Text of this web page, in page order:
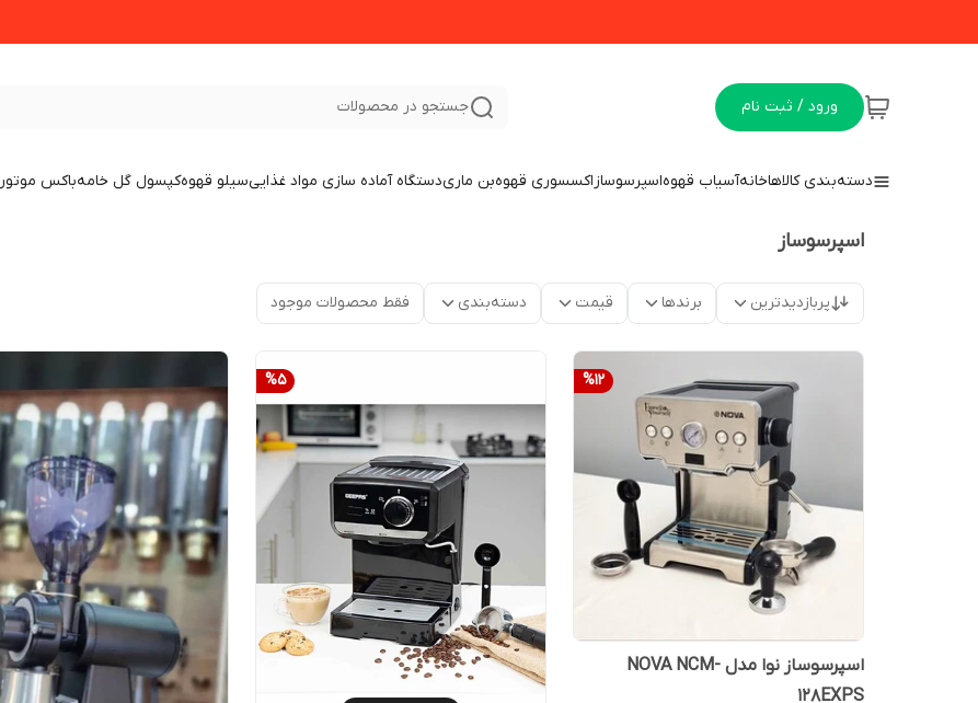
ورود / ثبت نام جستجو در محصولات
دسته‌بندی کالاهاخانهآسیاب قهوهاسپرسوسازاکسسوری قهوهبن ماریدستگاه آماده سازی مواد غذاییسیلو قهوهکپسول گل خامهباکس موتور
اسپرسوساز
پربازدیدترین برندها قیمت دسته‌بندی فقط محصولات موجود
%12
اسپرسوساز نوا مدل NOVA NCM-
128EXPS
%5